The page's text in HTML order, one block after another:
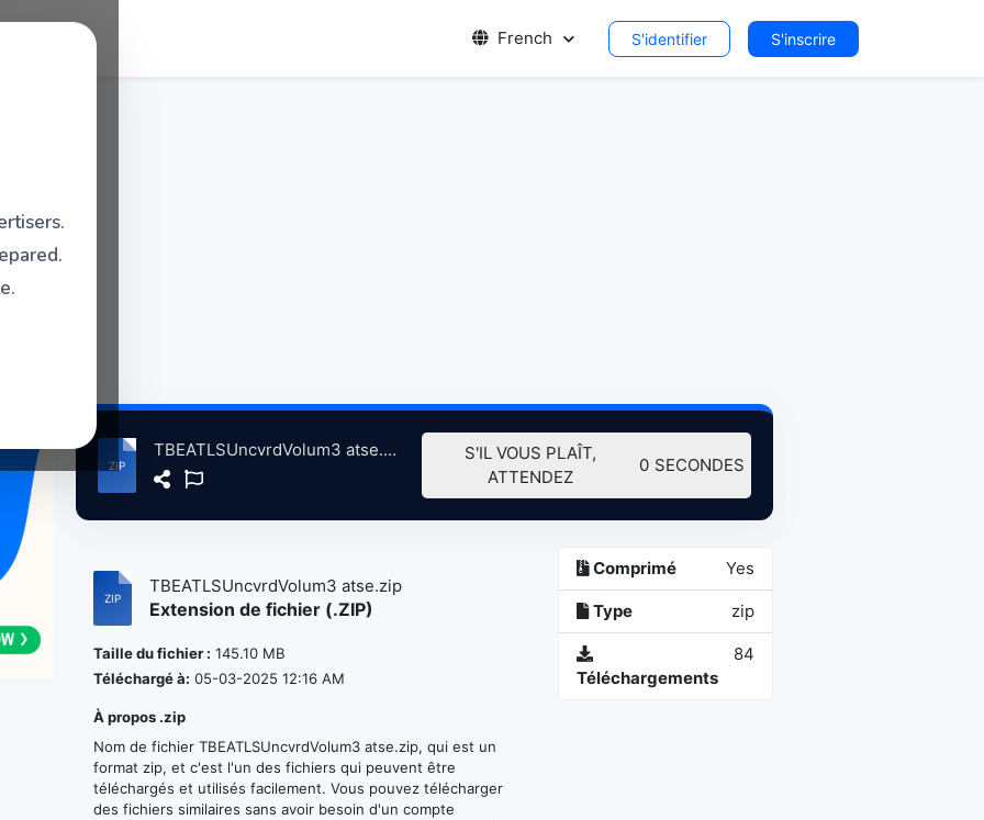
French S'identifier S'inscrire
TBEATLSUncvrdVolum3 atse.zip
TÉLÉCHARGER (145.10 MB)
TBEATLSUncvrdVolum3 atse.zip
Extension de fichier (.ZIP)
Taille du fichier : 145.10 MB
Téléchargé à: 05-03-2025 12:16 AM
À propos .zip
Nom de fichier TBEATLSUncvrdVolum3 atse.zip, qui est un
format zip, et c'est l'un des fichiers qui peuvent être
téléchargés et utilisés facilement. Vous pouvez télécharger
des fichiers similaires sans avoir besoin d'un compte
Comprimé Yes
Type zip
Téléchargements
84